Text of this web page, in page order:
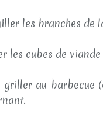
les branches de
les cubes de
griller au barbecue